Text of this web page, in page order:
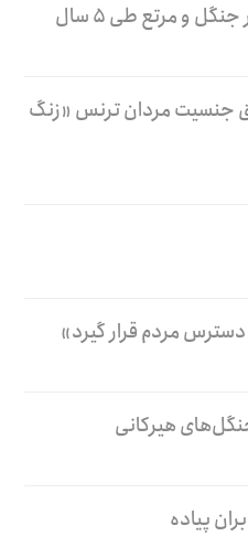
جنسیت مردان ترنس «زنگ
مردم قرار گیرد»
هیرکانی
پیاده